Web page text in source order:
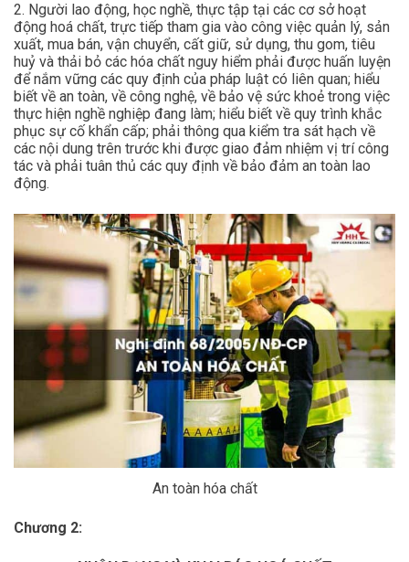
2. Người lao động, học nghề, thực tập tại các cơ sở hoạt
động hoá chất, trực tiếp tham gia vào công việc quản lý, sản
xuất, mua bán, vận chuyển, cất giữ, sử dụng, thu gom, tiêu
huỷ và thải bỏ các hóa chất nguy hiểm phải được huấn luyện
để nắm vững các quy định của pháp luật có liên quan; hiểu
biết về an toàn, về công nghệ, về bảo vệ sức khoẻ trong việc
thực hiện nghề nghiệp đang làm; hiểu biết về quy trình khắc
phục sự cố khẩn cấp; phải thông qua kiểm tra sát hạch về
các nội dung trên trước khi được giao đảm nhiệm vị trí công
tác và phải tuân thủ các quy định về bảo đảm an toàn lao
động.
An toàn hóa chất
Chương 2: